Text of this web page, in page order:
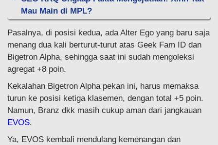
Mau Main di MPL?
Pasalnya, di posisi kedua, ada Alter Ego yang baru saja
menang dua kali berturut-turut atas Geek Fam ID dan
Bigetron Alpha, sehingga saat ini sudah mengoleksi
agregat +8 poin.
Kekalahan Bigetron Alpha pekan ini, harus memaksa
turun ke posisi ketiga klasemen, dengan total +5 poin.
Namun, Branz dkk masih cukup aman dari jangkauan
EVOS.
Ya, EVOS kembali mendulang kemenangan dan